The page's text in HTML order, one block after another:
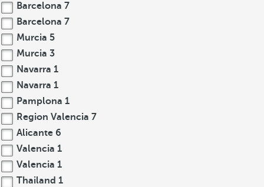
Barcelona 7
Barcelona 7
Murcia 5
Murcia 3
Navarra 1
Navarra 1
Pamplona 1
Region Valencia 7
Alicante 6
Valencia 1
Valencia 1
Thailand 1